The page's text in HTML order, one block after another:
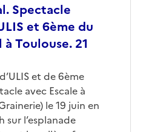
Spectacle
et 6ème du
Toulouse. 21
et de 6ème
avec Escale à
le 19 juin en
sur l’esplanade